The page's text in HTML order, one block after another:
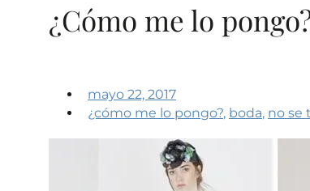
¿Cómo me lo
mayo 22, 2017
¿cómo me lo pongo?, boda, no se